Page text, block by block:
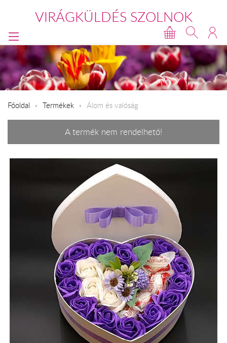
VIRÁGKÜLDÉS SZOLNOK
Főoldal Termékek Álom és valóság
A termék nem rendelhető!